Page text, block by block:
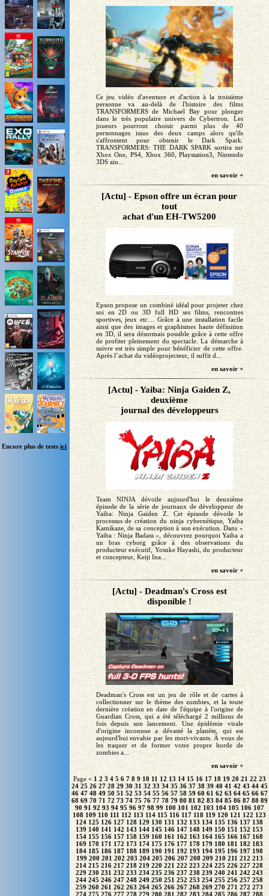
Encore plus de testsici
Ce jeu vidéo d'aventure et d'action à la troisième
personne va au-delà de l'histoire des films
TRANSFORMERS de Michael Bay pour plonger
dans le très populaire univers de Cybertron. Les
joueurs pourront choisir parmi plus de 40
personnages issus des deux camps alors qu'ils
s'affrontent pour obtenir le Dark Spark.
TRANSFORMERS: THE DARK SPARK sortira sur
Xbox One, PS4, Xbox 360, Playstation3, Nintendo
3DS ain...
en savoir +
[Actu] - Epson offre un écran pour
tout
achat d'un EH-TW5200
Epson propose un combiné idéal pour projeter chez
soi en 2D ou 3D full HD ses films, rencontres
sportives, jeux etc… Grâce à une installation facile
ainsi que des images et graphismes haute définition
en 3D, il sera désormais possible grâce à cette offre
de profiter pleinement du spectacle. La démarche à
suivre est très simple pour bénéficier de cette offre.
Après l’achat du vidéoprojecteur, il suffit d...
en savoir +
[Actu] - Yaiba: Ninja Gaiden Z,
deuxième
journal des développeurs
Team NINJA dévoile aujourd'hui le deuxième
épisode de la série de journaux de développeur de
Yaiba: Ninja Gaiden Z. Cet épisode dévoile le
processus de création du ninja cybernétique, Yaiba
Kamikaze, de sa conception à son exécution. Dans «
Yaiba : Ninja Badass », découvrez pourquoi Yaiba a
un bras cyborg grâce à des observations du
producteur exécutif, Yosuke Hayashi, du producteur
et concepteur, Keiji Ina...
en savoir +
[Actu] - Deadman's Cross est
disponible !
Deadman's Cross est un jeu de rôle et de cartes à
collectionner sur le thème des zombies, et la toute
dernière création en date de l'équipe à l'origine de
Guardian Cross, qui a été téléchargé 2 millions de
fois depuis son lancement. Une épidémie virale
d'origine inconnue a dévasté la planète, qui est
aujourd'hui envahie par les mort-vivants. À vous de
les traquer et de former votre propre horde de
zombies a...
en savoir +
Page < 1 2 3 4 5 6 7 8 9 10 11 12 13 14 15 16 17 18 19 20 21 22 23
24 25 26 27 28 29 30 31 32 33 34 35 36 37 38 39 40 41 42 43 44 45
46 47 48 49 50 51 52 53 54 55 56 57 58 59 60 61 62 63 64 65 66 67
68 69 70 71 72 73 74 75 76 77 78 79 80 81 82 83 84 85 86 87 88 89
90 91 92 93 94 95 96 97 98 99 100 101 102 103 104 105 106 107
108 109 110 111 112 113 114 115 116 117 118 119 120 121 122 123
124 125 126 127 128 129 130 131 132 133 134 135 136 137 138
139 140 141 142 143 144 145 146 147 148 149 150 151 152 153
154 155 156 157 158 159 160 161 162 163 164 165 166 167 168
169 170 171 172 173 174 175 176 177 178 179 180 181 182 183
184 185 186 187 188 189 190 191 192 193 194 195 196 197 198
199 200 201 202 203 204 205 206 207 208 209 210 211 212 213
214 215 216 217 218 219 220 221 222 223 224 225 226 227 228
229 230 231 232 233 234 235 236 237 238 239 240 241 242 243
244 245 246 247 248 249 250 251 252 253 254 255 256 257 258
259 260 261 262 263 264 265 266 267 268 269 270 271 272 273
274 275 276 277 278 279 280 281 282 283 284 285 286 287 288